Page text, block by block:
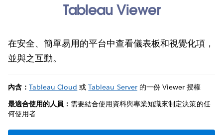
Tableau Viewer
在安全、簡單易用的平台中查看儀表板和視覺化項，
並與之互動。
內含：Tableau Cloud 或Tableau Server的一份 Viewer 授權
最適合使用的人員： 需要結合使用資料與專業知識來制定決策的任
何使用者